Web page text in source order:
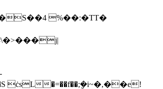
%��:�TT�
ċsL �=��f��;݆�i~�,��e!